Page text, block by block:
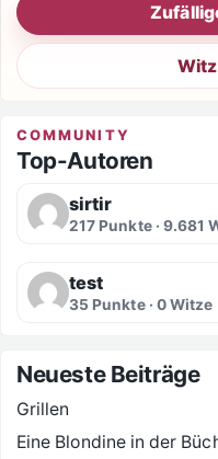
COMMUNITY
Top-Autoren
sirtir
217 Punkte · 9.681
test
35 Punkte · 0 Witze
Neueste Beiträge
Grillen
Eine Blondine in der